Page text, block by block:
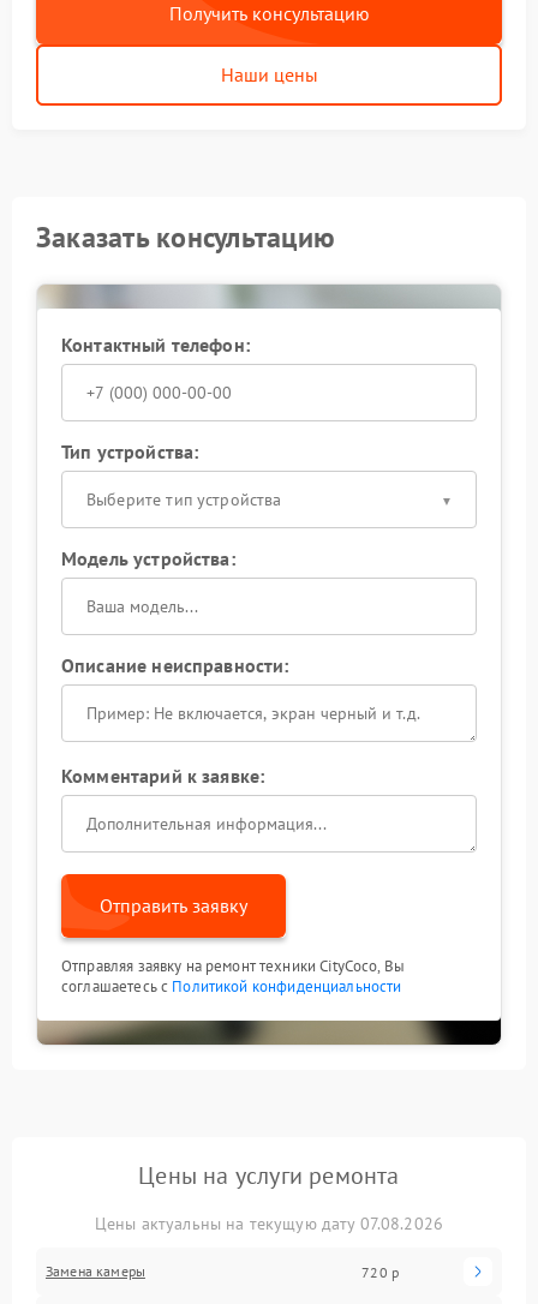
Получить консультацию
Наши цены
Заказать консультацию
Контактный телефон:
Тип устройства:
Выберите тип устройства
Модель устройства:
Описание неисправности:
Комментарий к заявке:
Отправить заявку
Отправляя заявку на ремонт техники CityCoco, Вы
соглашаетесь с Политикой конфиденциальности
Цены на услуги ремонта
Цены актуальны на текущую дату 07.08.2026
Замена камеры 720 р